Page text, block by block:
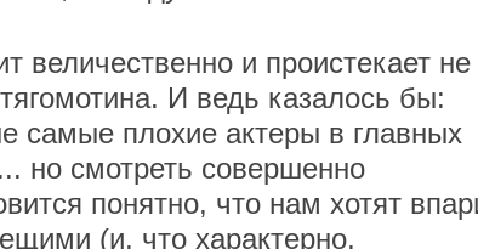
величественно и проистекает не
И ведь казалось бы:
самые плохие актеры в главных
но смотреть совершенно
понятно, что нам хотят
(и, что характерно,